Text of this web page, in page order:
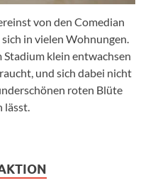
von den Comedian
in vielen Wohnungen.
Stadium klein entwachsen
und sich dabei nicht
roten Blüte
lässt.